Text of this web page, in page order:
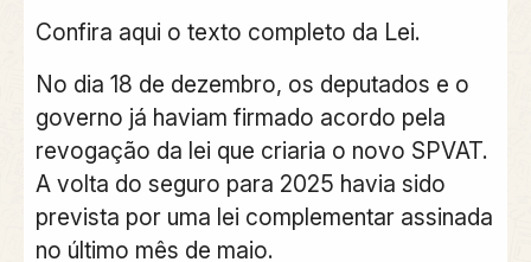
Confira aqui o texto completo da Lei.
No dia 18 de dezembro, os deputados e o
governo já haviam firmado acordo pela
revogação da lei que criaria o novo SPVAT.
A volta do seguro para 2025 havia sido
prevista por uma lei complementar assinada
no último mês de maio.